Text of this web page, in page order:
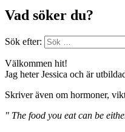
Vad söker du?
Sök efter:
Välkommen hit!
Jag heter Jessica och är
Skriver även om hormoner,
" The food you eat can be